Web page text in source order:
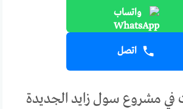
واتساب
اتصل
في مشروع سول زايد الجديدة